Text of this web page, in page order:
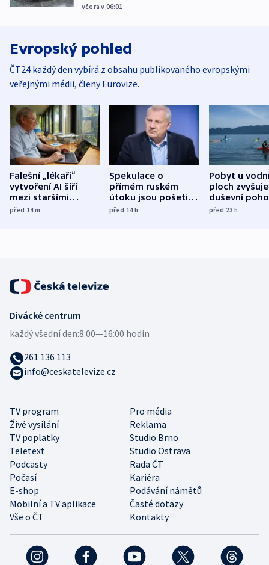
včera v 06:01
Evropský pohled
ČT24 každý den vybírá z obsahu publikovaného evropskými
veřejnými médii, členy Eurovize.
Falešní „lékaři“
vytvoření AI šíří
mezi staršími
Poláky nebezpečné
před 14m
Spekulace o
přímém ruském
útoku jsou pošetilé,
míní estonský
před 14h
Pobyt u
ploch zvyšuje
duševní
ukázala
před 23h
TV program
Pro média
Živé vysílání
Reklama
TV poplatky
Studio Brno
Teletext
Studio Ostrava
Podcasty
Rada ČT
Počasí
Kariéra
E-shop
Podávání námětů
Mobilní a TV aplikace
Časté dotazy
Vše o ČT
Kontakty
Divácké centrum
každý všední den:8:00—16:00 hodin
261 136 113
info@ceskatelevize.cz